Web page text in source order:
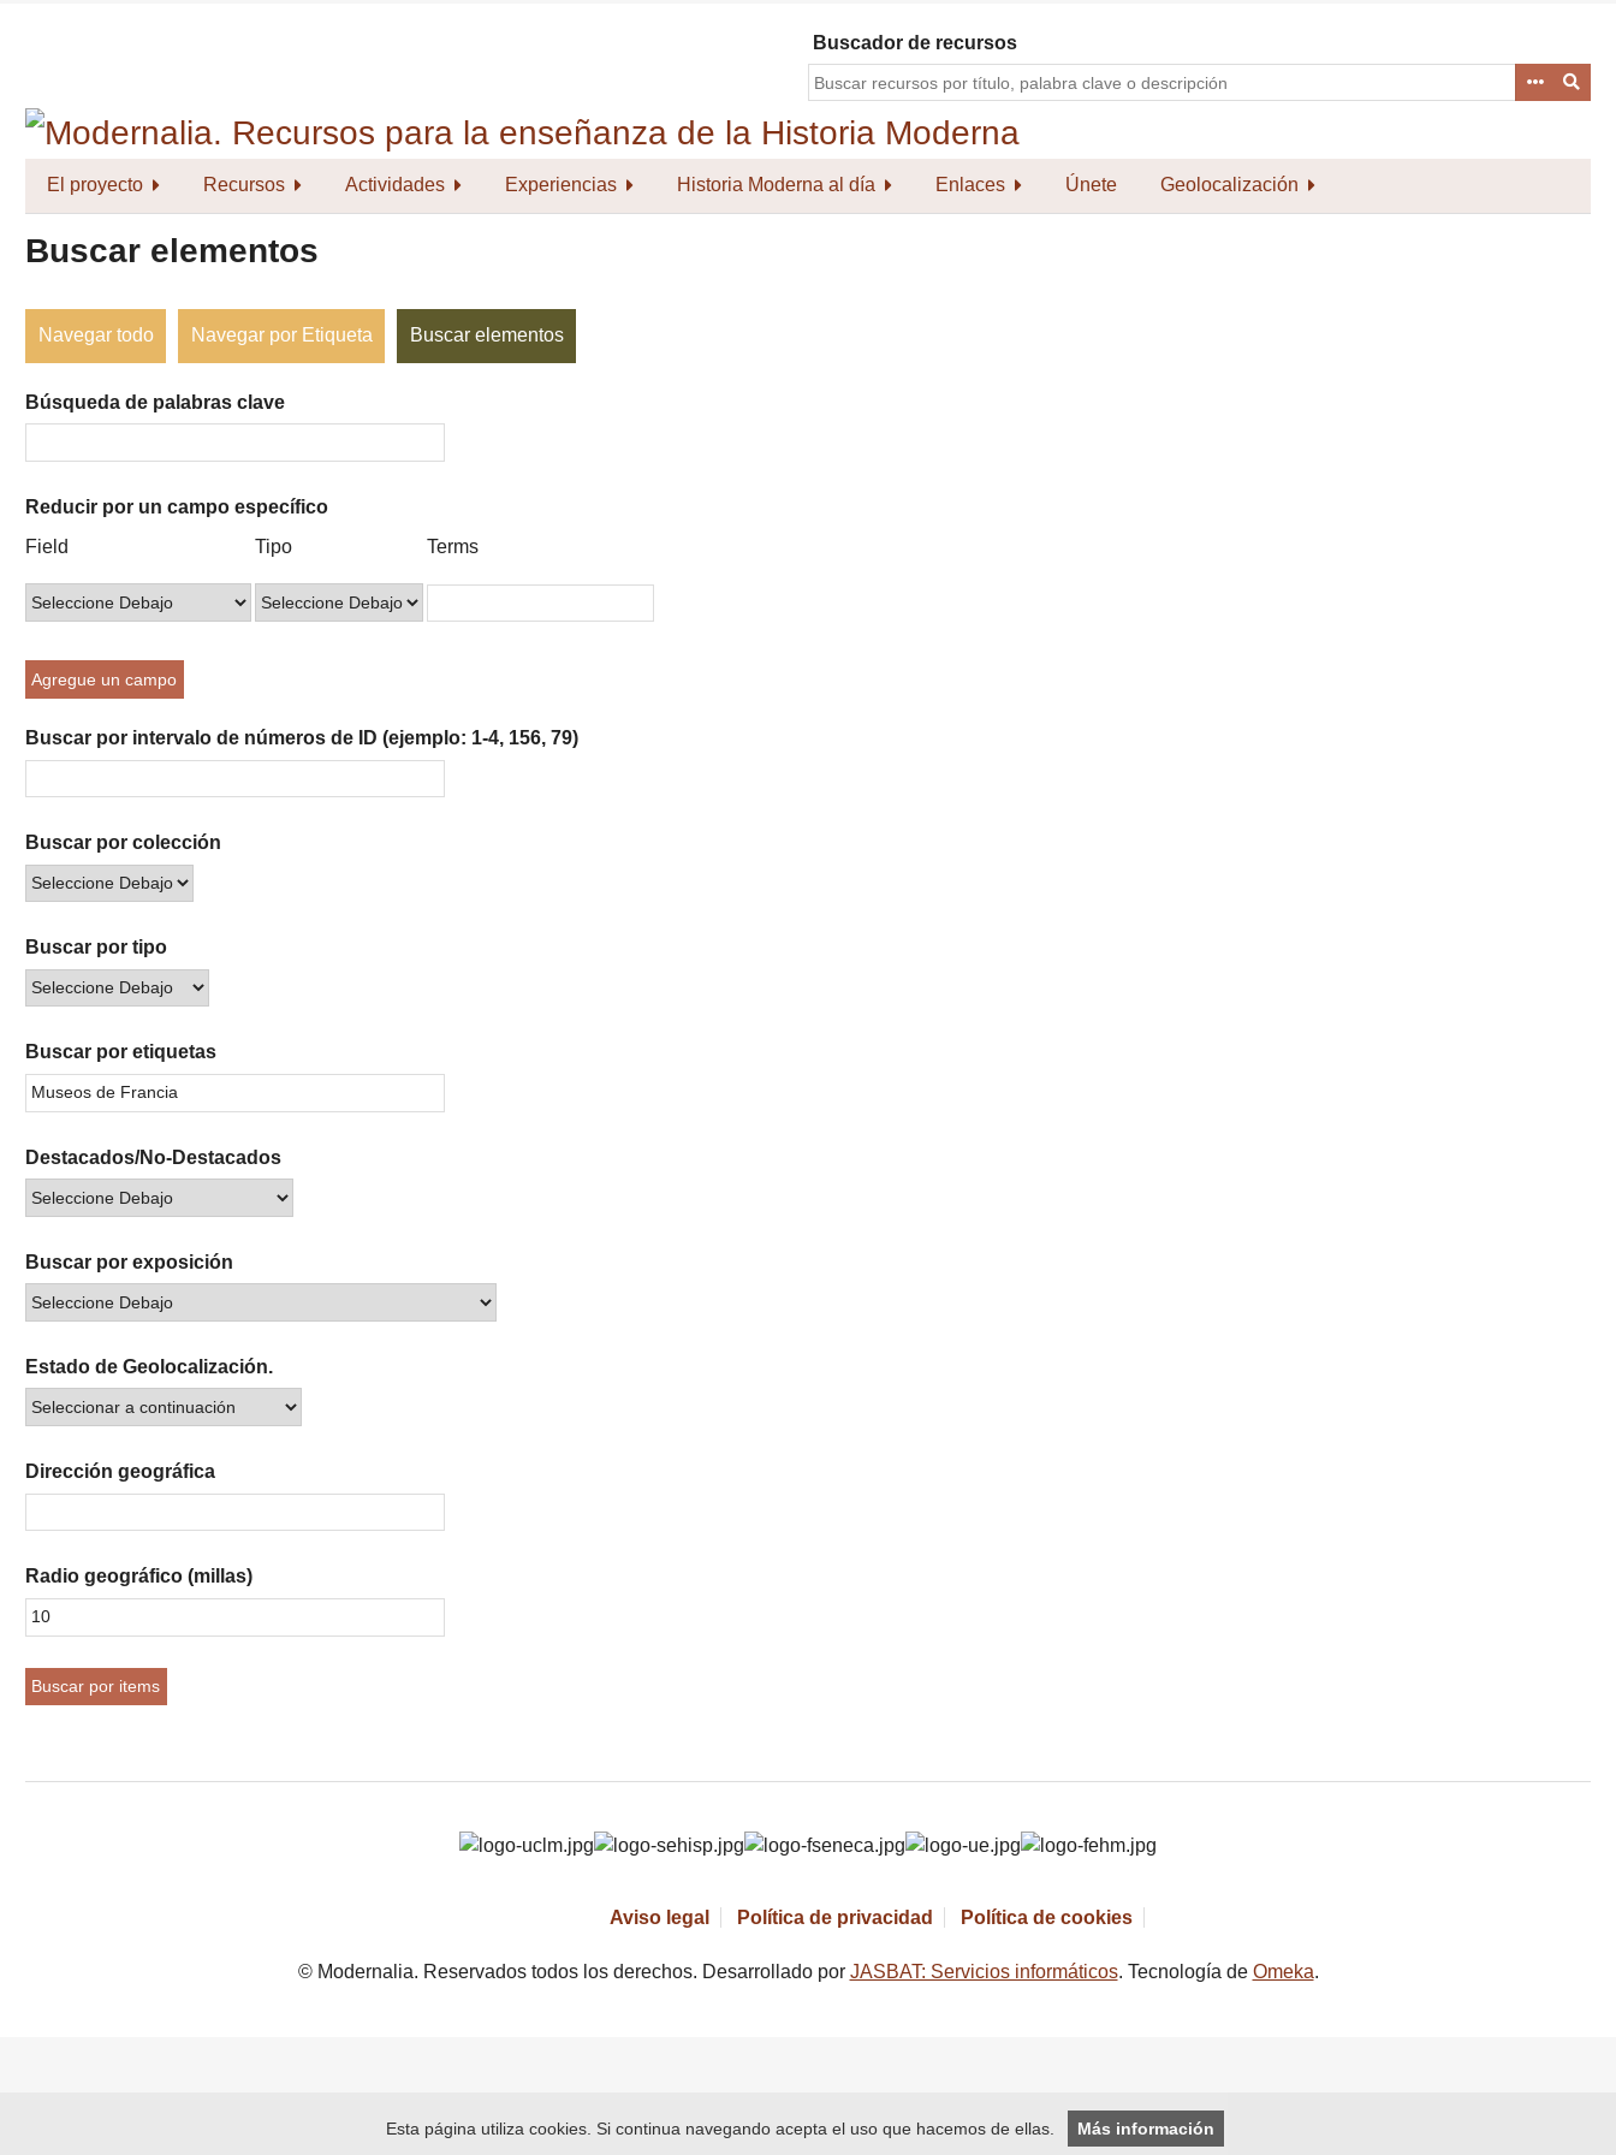
Buscador de recursos
El proyecto Recursos Actividades Experiencias Historia Moderna al día Enlaces Únete Geolocalización
Buscar elementos
Navegar todo Navegar por Etiqueta Buscar elementos
Búsqueda de palabras clave
of
rows
in
por
un
campo
específico":
Reducir por un campo específico
Campo
búsqueda
Tipo
búsqueda
Términos
búsqueda
Ensamblador
Búsqueda
Field Tipo Terms
Agregue un campo
Buscar por intervalo de números de ID (ejemplo: 1-4, 156, 79)
Buscar por colección
Buscar por tipo
Buscar por etiquetas
Destacados/No-Destacados
Buscar por exposición
Estado de Geolocalización.
Dirección geográfica
Radio geográfico (millas)
Aviso legal Política de privacidad Política de cookies
© Modernalia. Reservados todos los derechos. Desarrollado por JASBAT: Servicios informáticos. Tecnología de Omeka.
Esta página utiliza cookies. Si continua navegando acepta el uso que hacemos de ellas. Más información